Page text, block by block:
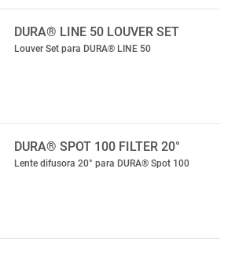
DURA® LINE 50 LOUVER SET
Louver Set para DURA® LINE 50
DURA® SPOT 100 FILTER 20°
Lente difusora 20° para DURA® Spot 100